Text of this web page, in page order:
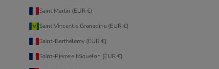
Saint Martin (EUR €)
Saint Vincent e Grenadine (EUR €)
Saint-Barthélemy (EUR €)
Saint-Pierre e Miquelon (EUR €)